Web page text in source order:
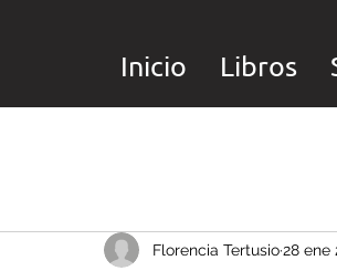
Inicio Libros
Florencia Tertusio28 ene